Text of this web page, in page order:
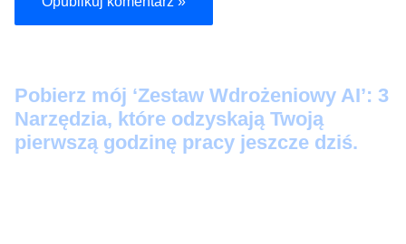
Pobierz mój ‘Zestaw Wdrożeniowy AI’: 3
Narzędzia, które odzyskają Twoją
pierwszą godzinę pracy jeszcze dziś.